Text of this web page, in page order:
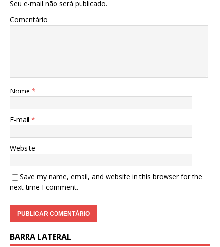
Seu e-mail não será publicado.
Comentário
Nome *
E-mail *
Website
Save my name, email, and website in this browser for the
next time I comment.
BARRA LATERAL